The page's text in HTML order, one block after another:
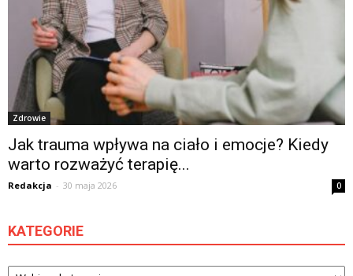
Zdrowie
Jak trauma wpływa na ciało i emocje? Kiedy
warto rozważyć terapię...
Redakcja - 30 maja 2026 0
KATEGORIE
Kategorie